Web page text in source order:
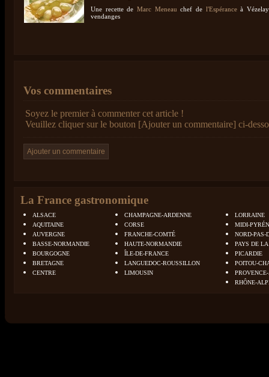
Une recette de Marc Meneau chef de l'Espéranceà Vézelay
vendanges
Vos commentaires
Soyez le premier à commenter cet article !
Veuillez cliquer sur le bouton [Ajouter un commentaire] ci-
La France gastronomique
ALSACE
AQUITAINE
AUVERGNE
BASSE-NORMANDIE
BOURGOGNE
BRETAGNE
CENTRE
CHAMPAGNE-ARDENNE
CORSE
FRANCHE-COMTÉ
HAUTE-NORMANDIE
ÎLE-DE-FRANCE
LANGUEDOC-ROUSSILLON
LIMOUSIN
LORRAINE
MIDI-
NORD-PAS-
PAYS DE
PICARDIE
POITOU-
RHÔNE-